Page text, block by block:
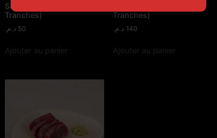
Sashimi Saumon (4
Tranches)
50 د.م.
Ajouter au panier
Tranches)
140 د.م.
Ajouter au panier